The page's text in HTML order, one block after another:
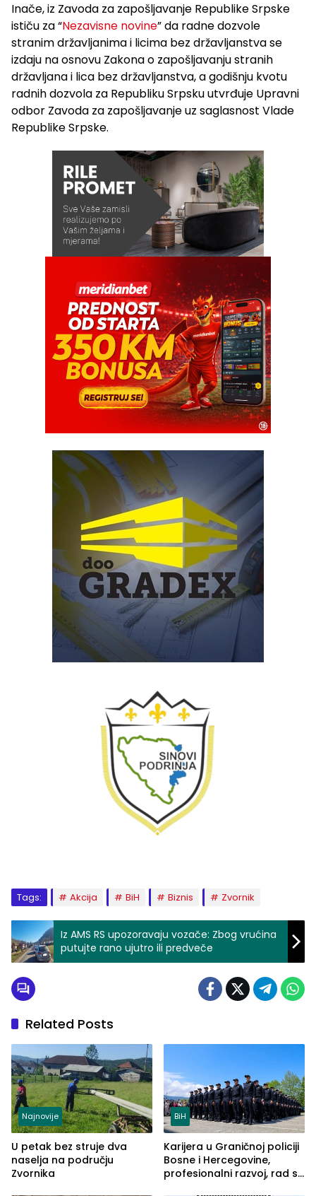
Inače, iz Zavoda za zapošljavanje Republike Srpske
ističu za “Nezavisne novine” da radne dozvole
stranim državljanima i licima bez državljanstva se
izdaju na osnovu Zakona o zapošljavanju stranih
državljana i lica bez državljanstva, a godišnju kvotu
radnih dozvola za Republiku Srpsku utvrđuje Upravni
odbor Zavoda za zapošljavanje uz saglasnost Vlade
Republike Srpske.
Tags: Akcija BiH Biznis Zvornik
Iz AMS RS upozoravaju vozače: Zbog vrućina
putujte rano ujutro ili predveče
Related Posts
Najnovije
U petak bez struje dva
naselja na području
Zvornika
BiH
Karijera u Graničnoj policiji
Bosne i Hercegovine,
profesionalni razvoj, rad sa